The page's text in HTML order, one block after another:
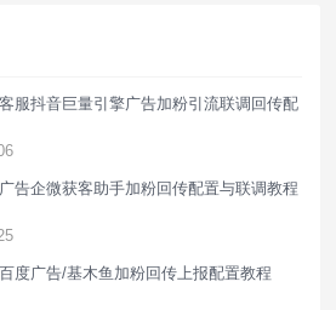
服抖音巨量引擎广告加粉引流联调回传配
告企微获客助手加粉回传配置与联调教程
度广告/基木鱼加粉回传上报配置教程